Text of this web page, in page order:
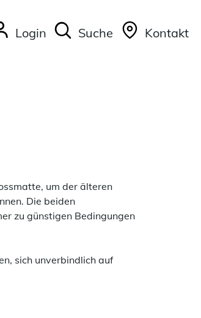
Login Suche Kontakt
um der älteren
Die beiden
zu günstigen Bedingungen
sich unverbindlich auf